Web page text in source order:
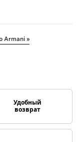
Armani »
Удобный
возврат